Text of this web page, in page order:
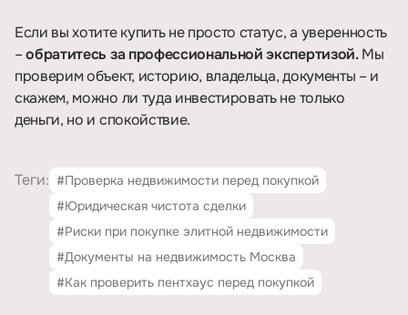
Если вы хотите купить не просто статус, а уверенность
–обратитесь за профессиональной экспертизой.Мы
проверим объект, историю, владельца, документы – и
скажем, можно ли туда инвестировать не только
деньги, но и спокойствие.
Теги: #Проверка недвижимости перед покупкой
#Юридическая чистота сделки
#Риски при покупке элитной недвижимости
#Документы на недвижимость Москва
#Как проверить пентхаус перед покупкой